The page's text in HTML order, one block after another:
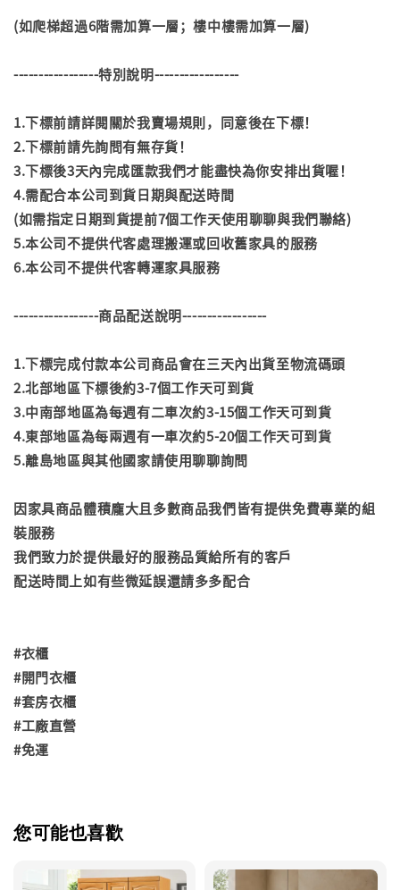
(如爬梯超過6階需加算一層；樓中樓需加算一層)
-----------------特別說明-----------------
1.下標前請詳閱關於我賣場規則，同意後在下標！
2.下標前請先詢問有無存貨！
3.下標後3天內完成匯款我們才能盡快為你安排出貨喔！
4.需配合本公司到貨日期與配送時間
(如需指定日期到貨提前7個工作天使用聊聊與我們聯絡)
5.本公司不提供代客處理搬運或回收舊家具的服務
6.本公司不提供代客轉運家具服務
-----------------商品配送說明-----------------
1.下標完成付款本公司商品會在三天內出貨至物流碼頭
2.北部地區下標後約3-7個工作天可到貨
3.中南部地區為每週有二車次約3-15個工作天可到貨
4.東部地區為每兩週有一車次約5-20個工作天可到貨
5.離島地區與其他國家請使用聊聊詢問
因家具商品體積龐大且多數商品我們皆有提供免費專業的組
裝服務
我們致力於提供最好的服務品質給所有的客戶
配送時間上如有些微延誤還請多多配合
#衣櫃
#開門衣櫃
#套房衣櫃
#工廠直營
#免運
您可能也喜歡